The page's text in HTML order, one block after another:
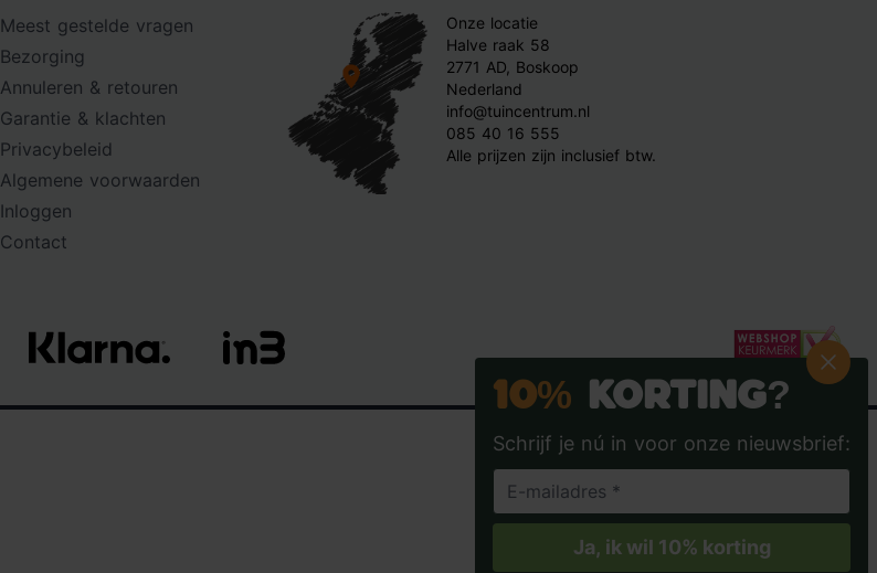
Meest gestelde vragen
Bezorging
Annuleren & retouren
Garantie & klachten
Privacybeleid
Algemene voorwaarden
Inloggen
Contact
Onze locatie
Halve raak 58
2771 AD, Boskoop
Nederland
info@tuincentrum.nl
085 40 16 555
Alle prijzen zijn inclusief btw.
Tuincentrum.nl op Facebook
Tuincentrum.nl op
Tuincentrum.nl
10% Korting?
Schrijf je nú in voor onze nieuwsbrief:
Ja, ik wil 10% korting